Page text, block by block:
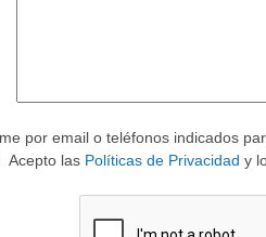
por email o teléfonos indicados
Acepto las Políticas de Privacidad y